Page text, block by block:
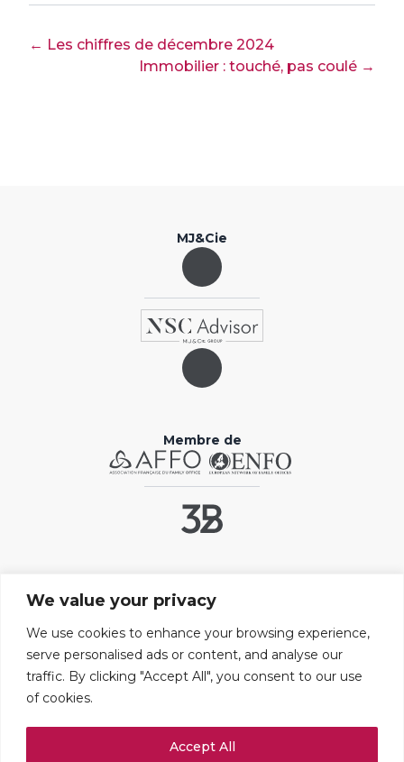
We value your privacy
We use cookies to enhance your browsing experience,
serve personalised ads or content, and analyse our
traffic. By clicking "Accept All", you consent to our use
of cookies.
Accept All
← Les chiffres de décembre 2024
Immobilier : touché, pas coulé →
MJ&Cie
Membre de
Liens utiles
Contact
Mentions légales
Paramétrer les cookies
109 boulevard Haussmann